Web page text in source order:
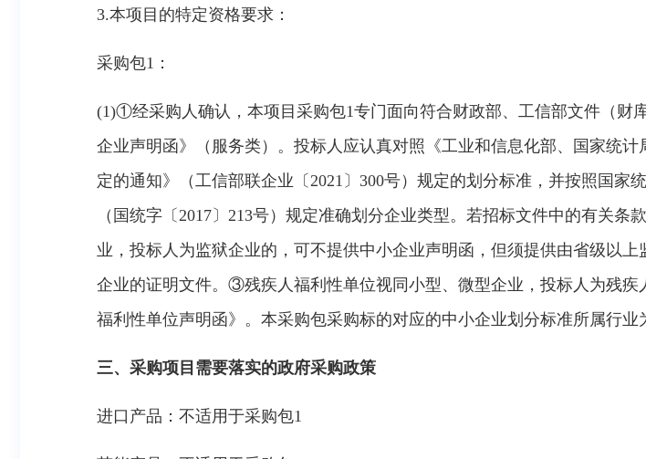
3.本项目的特定资格要求：
采购包1：
(1)①经采购人确认，本项目采购包1专门面向符合财政部、工信部文件（财
企业声明函》（服务类）。投标人应认真对照《工业和信息化部、国家统
定的通知》（工信部联企业〔2021〕300号）规定的划分标准，并按照国
（国统字〔2017〕213号）规定准确划分企业类型。若招标文件中的有关
业，投标人为监狱企业的，可不提供中小企业声明函，但须提供由省级以
企业的证明文件。③残疾人福利性单位视同小型、微型企业，投标人为残
福利性单位声明函》。本采购包采购标的对应的中小企业划分标准所属行业
三、采购项目需要落实的政府采购政策
进口产品：不适用于采购包1